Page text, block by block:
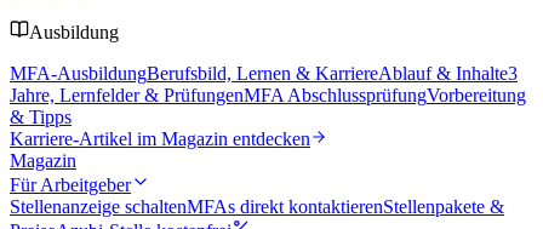
Ausbildung
MFA-AusbildungBerufsbild, Lernen & KarriereAblauf & Inhalte3
Jahre, Lernfelder & PrüfungenMFA AbschlussprüfungVorbereitung
& Tipps
Karriere-Artikel im Magazin entdecken
Magazin
Für Arbeitgeber
Stellenanzeige schaltenMFAs direkt kontaktierenStellenpakete &